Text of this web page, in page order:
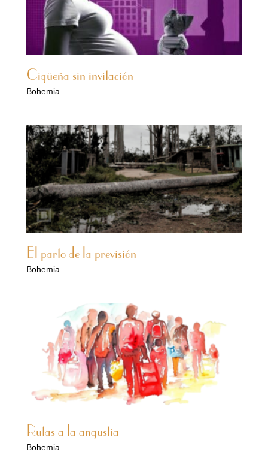
Cigüeña sin invitación
Bohemia
El parto de la previsión
Bohemia
Rutas a la angustia
Bohemia